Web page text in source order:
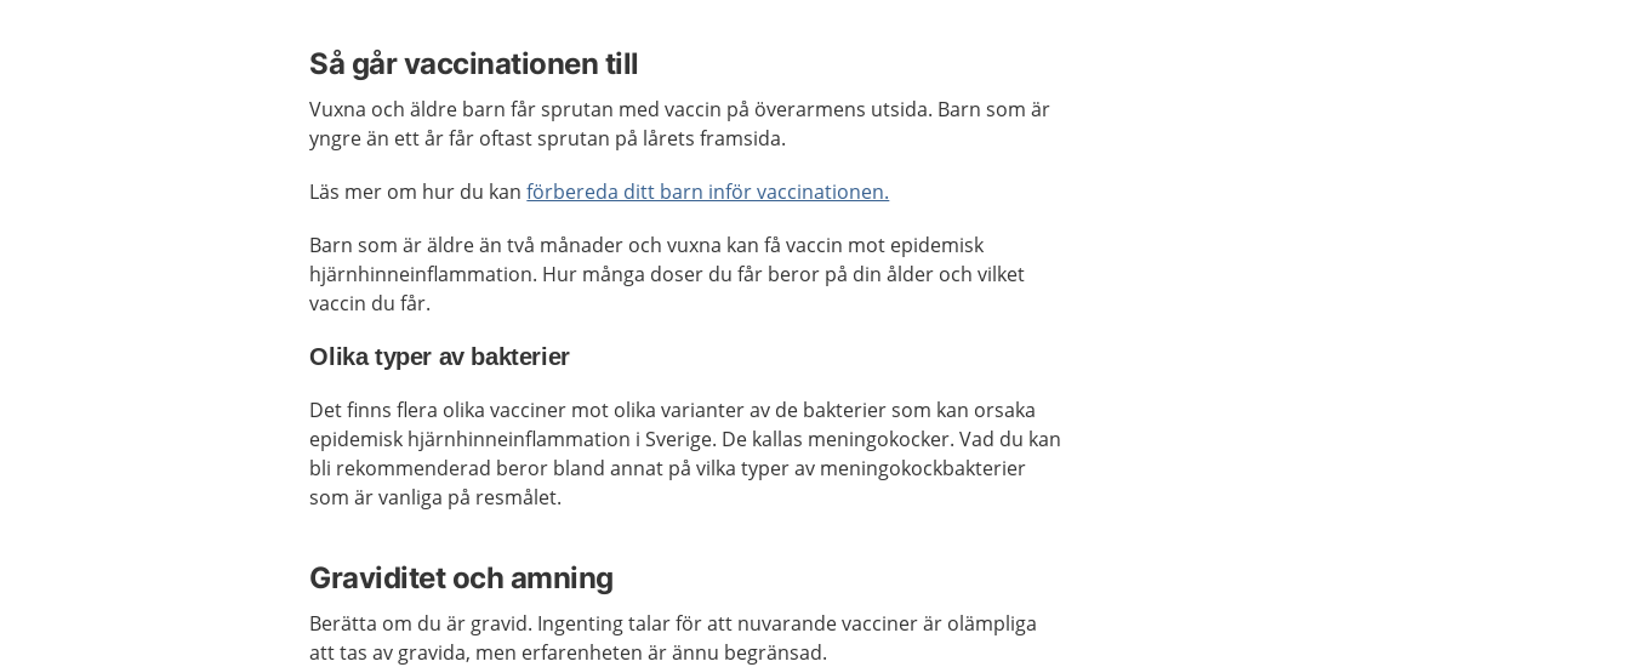
Så går vaccinationen till
Vuxna och äldre barn får sprutan med vaccin på överarmens utsida. Barn som är
yngre än ett år får oftast sprutan på lårets framsida.
Läs mer om hur du kanförbereda ditt barn inför vaccinationen.
Barn som är äldre än två månader och vuxna kan få vaccin mot epidemisk
hjärnhinneinflammation. Hur många doser du får beror på din ålder och vilket
vaccin du får.
Olika typer av bakterier
Det finns flera olika vacciner mot olika varianter av de bakterier som kan orsaka
epidemisk hjärnhinneinflammation i Sverige. De kallas meningokocker. Vad du kan
bli rekommenderad beror bland annat på vilka typer av meningokockbakterier
som är vanliga på resmålet.
Graviditet och amning
Berätta om du är gravid. Ingenting talar för att nuvarande vacciner är olämpliga
att tas av gravida, men erfarenheten är ännu begränsad.